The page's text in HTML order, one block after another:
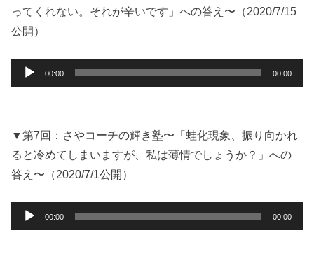
ヤ
ー
ってくれない。それが辛いです」への答え〜（2020/7/15
公開）
ー
ヤ
ー
00:00 00:00
▼第7回：さやコーチの輝き塾〜「蛙化現象、振り向かれ
ると冷めてしまいますが、私は薄情でしょうか？」への
答え〜（2020/7/1公開）
00:00 00:00